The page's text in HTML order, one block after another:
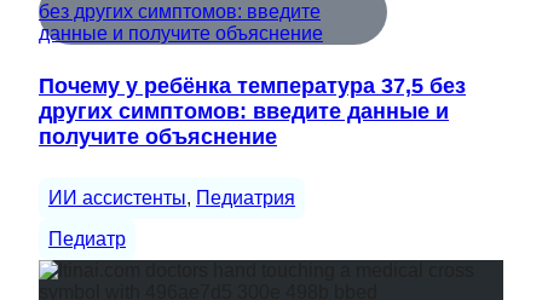
Почему у ребёнка температура 37,5 без
других симптомов: введите данные и
получите объяснение
ИИ ассистенты, Педиатрия
Педиатр